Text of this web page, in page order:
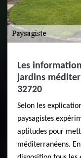
Les
jardins
32720
Selon les
paysagistes
aptitudes pour
méditerranéens.